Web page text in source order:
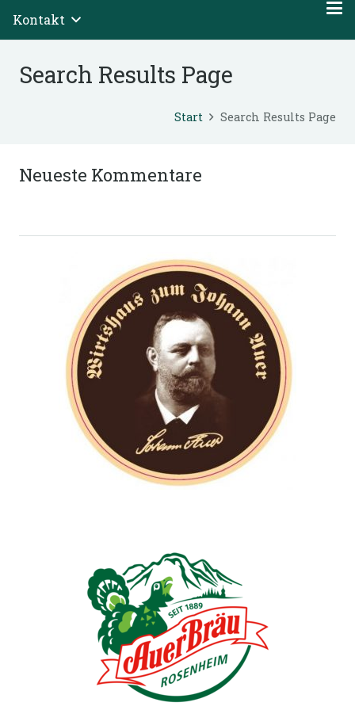
Kontakt
Search Results Page
Start Search Results Page
Neueste Kommentare